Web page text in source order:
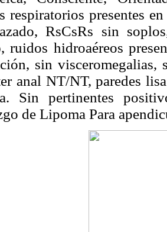
respiratorios presentes
RsCsRs sin
ruidos hidroaéreos
sin
anal NT/NT, paredes
Sin pertinentes
de Lipoma Para